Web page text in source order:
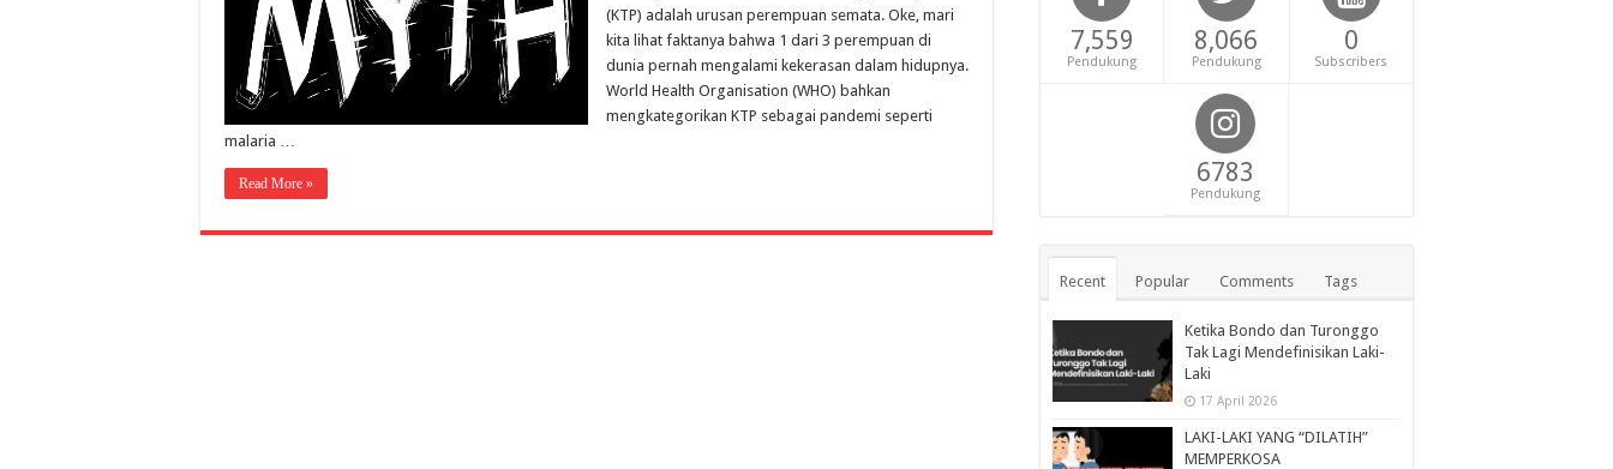
(KTP) adalah urusan perempuan semata. Oke, mari
kita lihat faktanya bahwa 1 dari 3 perempuan di
dunia pernah mengalami kekerasan dalam hidupnya.
World Health Organisation (WHO) bahkan
mengkategorikan KTP sebagai pandemi seperti
malaria …
Read More »
7,559
Pendukung
8,066
Pendukung
0
Subscribers
6783
Pendukung
Recent Popular Comments Tags
Ketika Bondo dan Turonggo
Tak Lagi Mendefinisikan Laki-
Laki
17 April 2026
LAKI-LAKI YANG “DILATIH”
MEMPERKOSA